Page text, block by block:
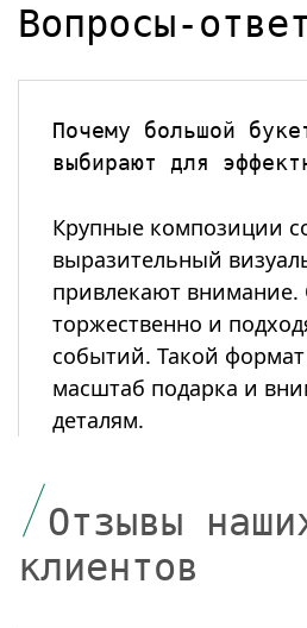
Вопросы-
Почему большой
выбирают для
Крупные композиции
выразительный
привлекают внимание.
торжественно и
событий. Такой
масштаб подарка и
деталям.
коробке от
Отзывы
клиентов